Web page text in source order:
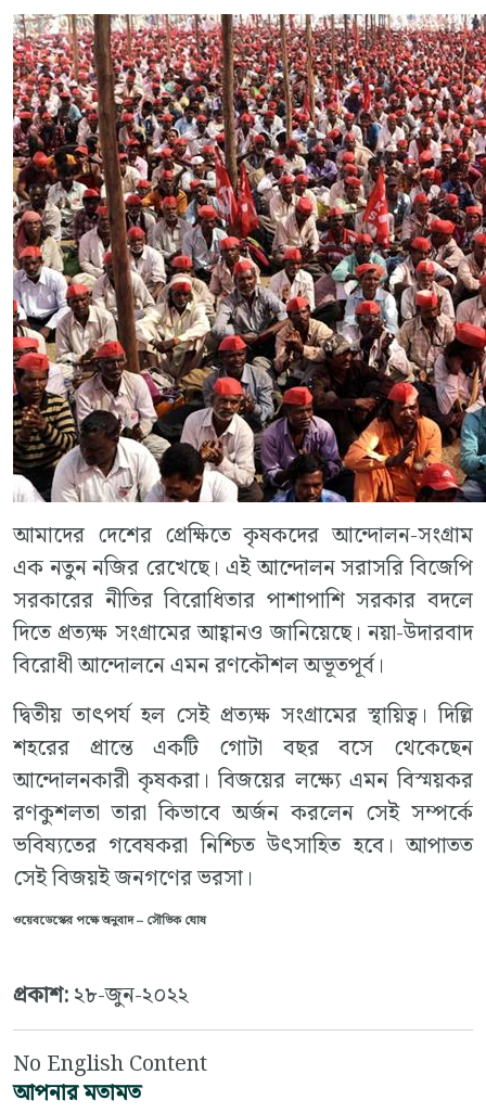
আমাদের দেশের প্রেক্ষিতে কৃষকদের আন্দোলন-সংগ্রাম
এক নতুন নজির রেখেছে। এই আন্দোলন সরাসরি বিজেপি
সরকারের নীতির বিরোধিতার পাশাপাশি সরকার বদলে
দিতে প্রত্যক্ষ সংগ্রামের আহ্বানও জানিয়েছে। নয়া-উদারবাদ
বিরোধী আন্দোলনে এমন রণকৌশল অভূতপূর্ব।
দ্বিতীয় তাৎপর্য হল সেই প্রত্যক্ষ সংগ্রামের স্থায়িত্ব। দিল্লি
শহরের প্রান্তে একটি গোটা বছর বসে থেকেছেন
আন্দোলনকারী কৃষকরা। বিজয়ের লক্ষ্যে এমন বিস্ময়কর
রণকুশলতা তারা কিভাবে অর্জন করলেন সেই সম্পর্কে
ভবিষ্যতের গবেষকরা নিশ্চিত উৎসাহিত হবে। আপাতত
সেই বিজয়ই জনগণের ভরসা।
ওয়েবডেস্কের পক্ষে অনুবাদ – সৌভিক ঘোষ
প্রকাশ:২৮-জুন-২০২২
No English Content
আপনার মতামত